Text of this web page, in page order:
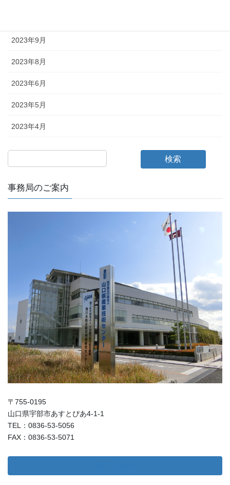
2023年9月
2023年8月
2023年6月
2023年5月
2023年4月
検索
事務局のご案内
〒755-0195
山口県宇部市あすとぴあ4-1-1
TEL：0836-53-5056
FAX：0836-53-5071